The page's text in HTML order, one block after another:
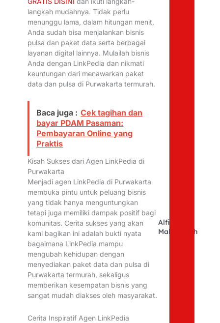
langkah mudahnya. Tidak perlu
menunggu lama, dalam hitungan menit,
Anda sudah bisa menjalankan bisnis
pulsa dan paket data serta berbagai
layanan digital lainnya. Mulailah bisnis
Anda dengan LinkPedia dan nikmati
keuntungan dari menawarkan paket
data dan pulsa di Purwakarta termurah.
Baca juga : Cek tagihan dan
bayar PDAM Pasaman:
Pembayaran Online yang
Praktis
Kisah Sukses dari Agen LinkPedia di
Purwakarta
Menjadi agen LinkPedia di Purwakarta
membuka pintu untuk peluang bisnis
yang tidak hanya menguntungkan
tetapi juga memiliki dampak positif bagi
komunitas. Cerita sukses yang akan
kami bagikan ini adalah bukti nyata
bagaimana LinkPedia mampu
mengubah kehidupan dengan
menyediakan paket data dan pulsa di
Purwakarta termurah, sekaligus
memberikan kesempatan bisnis yang
sangat mudah diakses oleh masyarakat.
Cerita Inspiratif Agen LinkPedia
Alfina
Mahfudhoh